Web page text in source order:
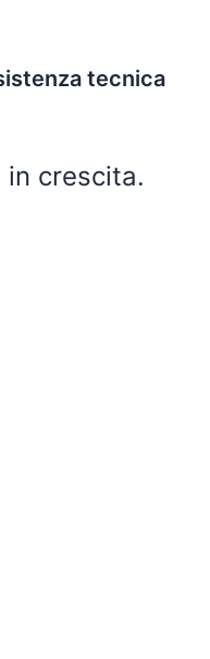
tecnica
in crescita.